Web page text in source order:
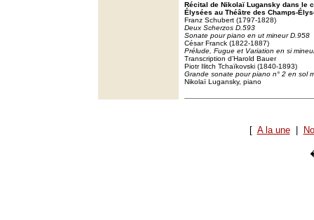
Récital de Nikolaï Lugansky dans le
Élysées au Théâtre des Champs-
Franz Schubert (1797-1828)
Deux Scherzos D.593
Sonate pour piano en ut mineur D.958
César Franck (1822-1887)
Prélude, Fugue et Variation en si
Transcription d’Harold Bauer
Piotr Ilitch Tchaïkovski (1840-1893)
Grande sonate pour piano n° 2 en sol
Nikolaï Lugansky, piano
[ A la une|